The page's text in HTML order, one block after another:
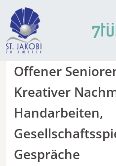
Offener
Kreativer
Handarbeiten,
Gespräche